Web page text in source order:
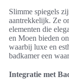
Slimme spiegels
aantrekkelijk. Ze
elementen die
en Moen bieden
waarbij luxe en
badkamer een
Integratie met